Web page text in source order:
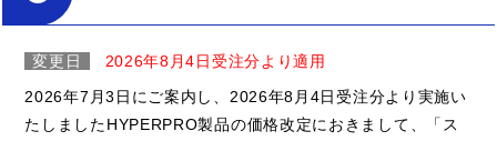
変更日
2026年8月4日受注分より適用
2026年7月3日にご案内し、2026年8月4日受注分より実施い
たしましたHYPERPRO製品の価格改定におきまして、「ス